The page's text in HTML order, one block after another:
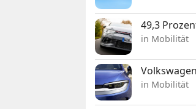
49,3
in Mobilität
in Mobilität